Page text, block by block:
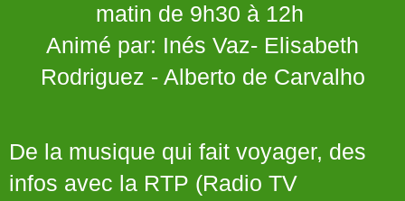
matin de 9h30 à 12h
Animé par: Inés Vaz- Elisabeth
Rodriguez - Alberto de Carvalho
De la musique qui fait voyager, des
infos avec la RTP (Radio TV